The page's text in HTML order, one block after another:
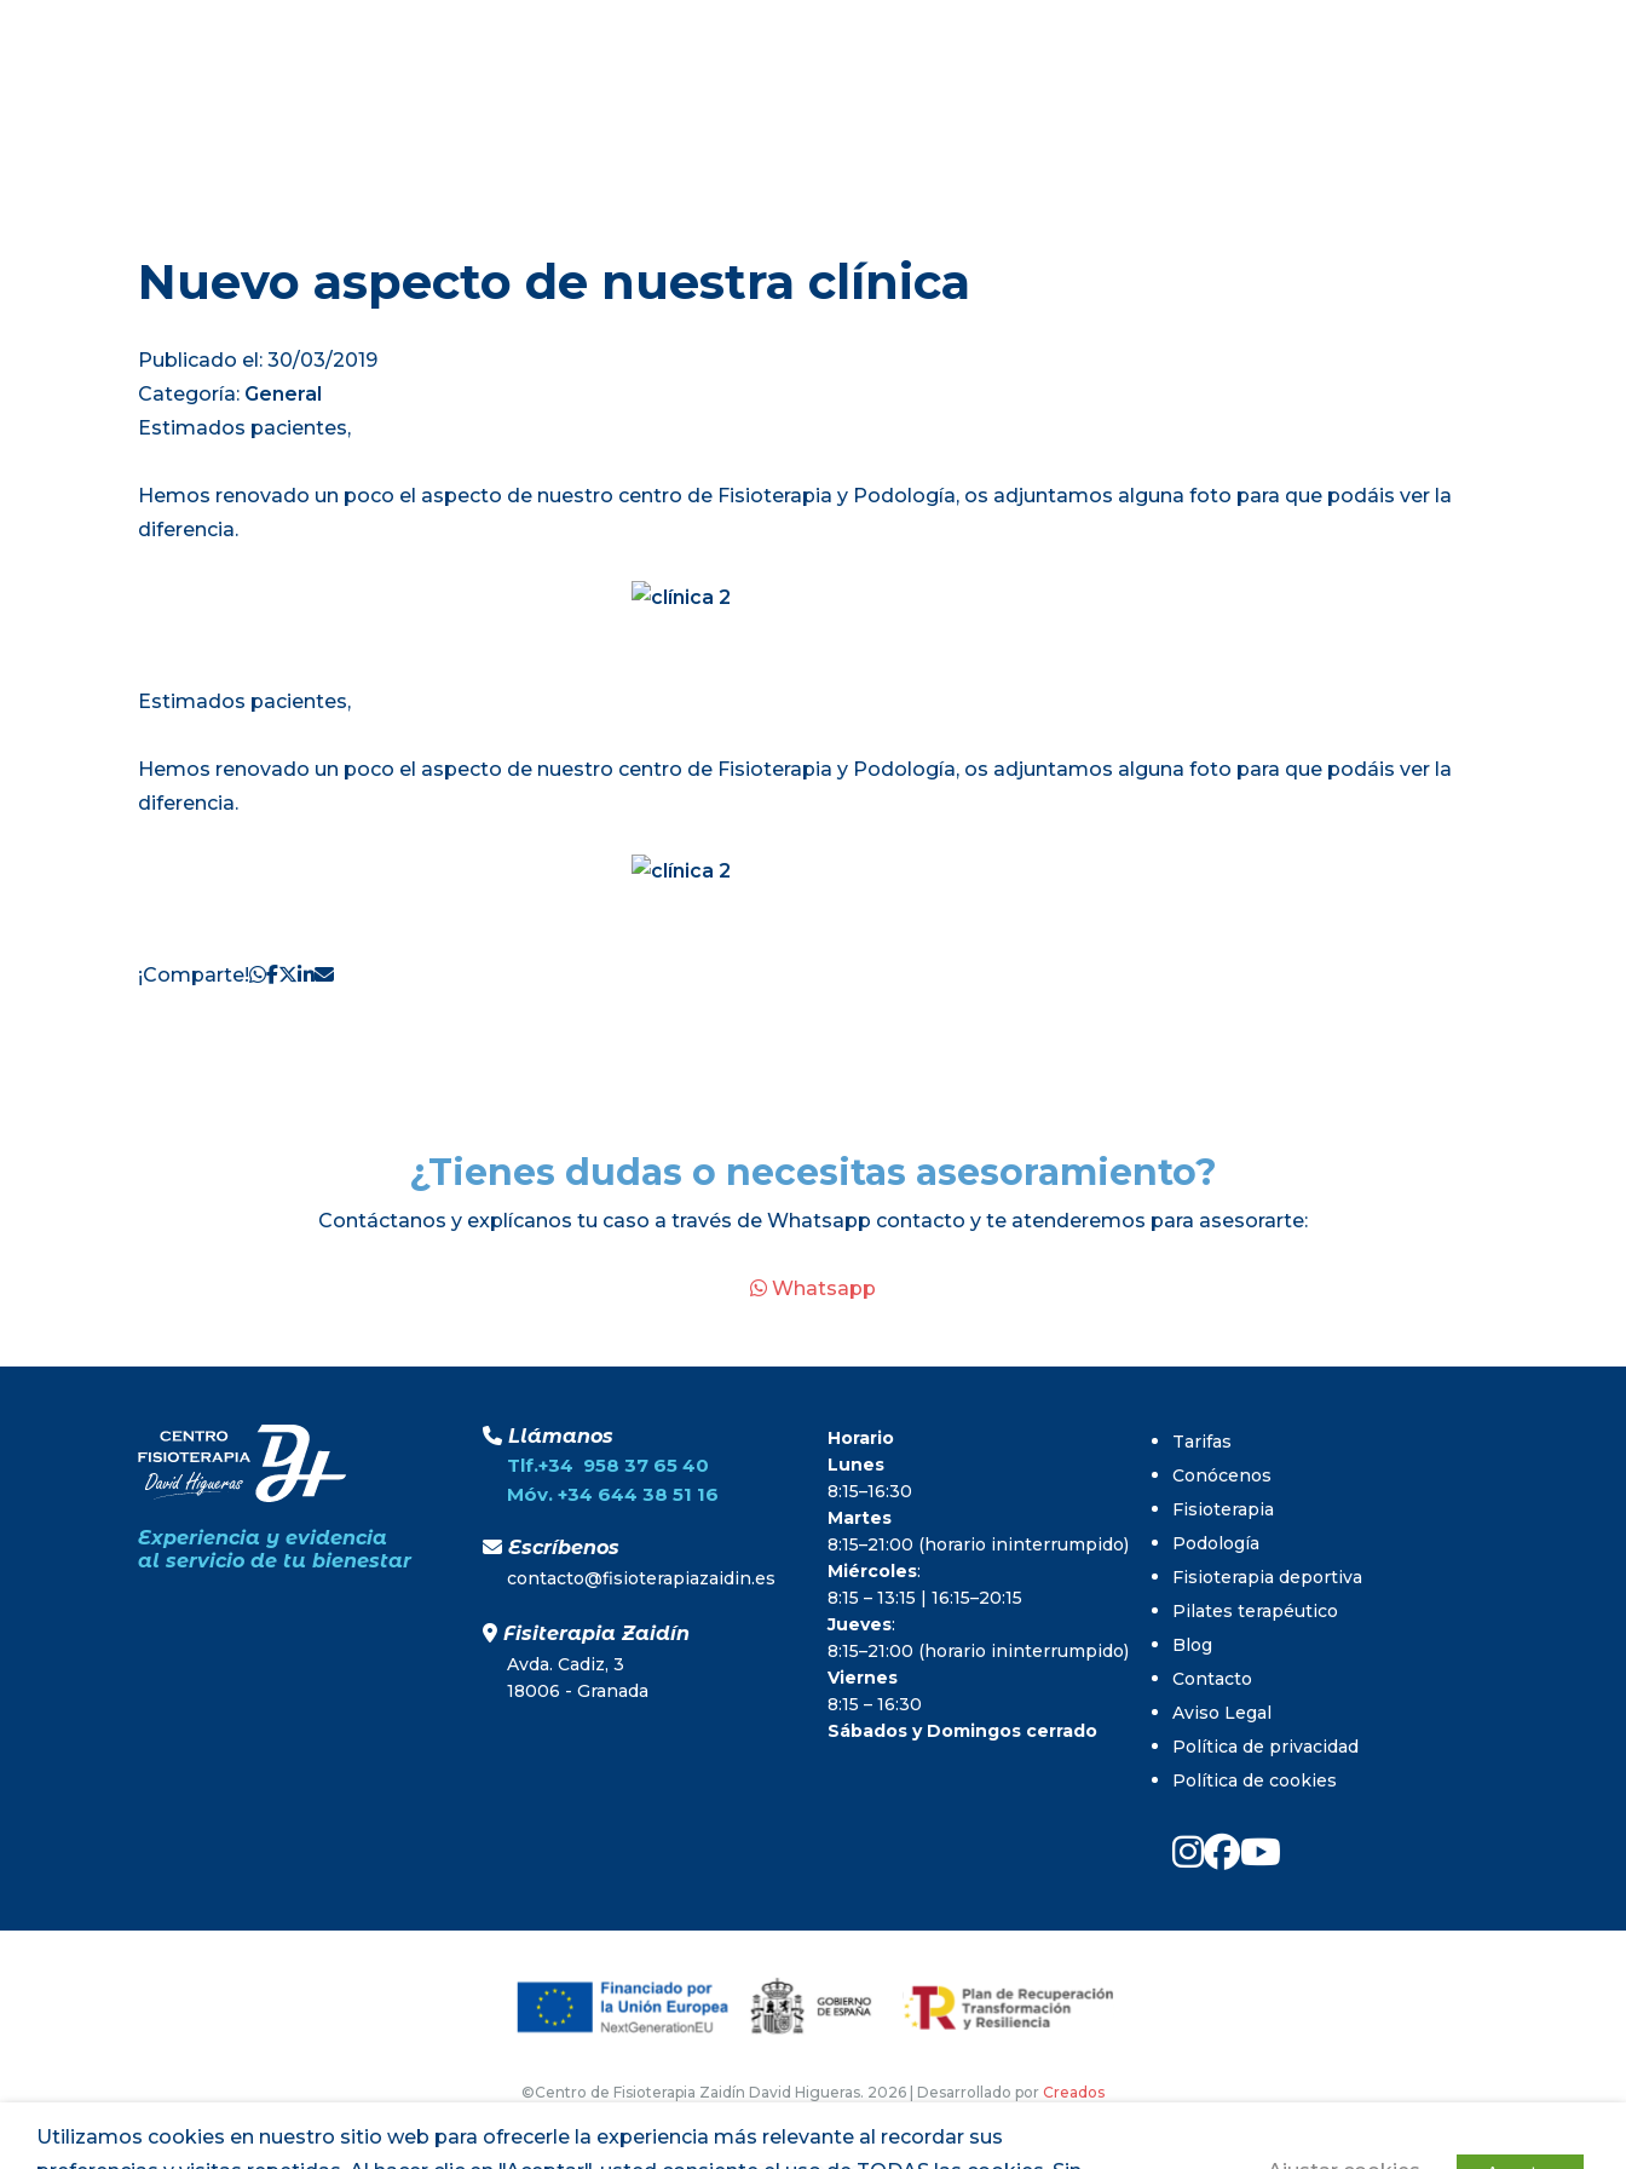
Nuevo aspecto de nuestra clínica
Publicado el: 30/03/2019
Categoría: General
Estimados pacientes,
Hemos renovado un poco el aspecto de nuestro centro de Fisioterapia y Podología, os adjuntamos alguna foto para que podáis ver la
diferencia.
Estimados pacientes,
Hemos renovado un poco el aspecto de nuestro centro de Fisioterapia y Podología, os adjuntamos alguna foto para que podáis ver la
diferencia.
¡Comparte!
¿Tienes dudas o necesitas asesoramiento?
Contáctanos y explícanos tu caso a través de Whatsapp contacto y te atenderemos para asesorarte:
Whatsapp
Experiencia y evidencia
al servicio de tu bienestar
Llámanos
Tlf.+34 958 37 65 40
Móv. +34 644 38 51 16
Escríbenos
contacto@fisioterapiazaidin.es
Fisiterapia Zaidín
Avda. Cadiz, 3
18006 - Granada
Horario
Lunes
8:15–16:30
Martes
8:15–21:00 (horario ininterrumpido)
Miércoles:
8:15 – 13:15 | 16:15–20:15
Jueves:
8:15–21:00 (horario ininterrumpido)
Viernes
8:15 – 16:30
Sábados y Domingos cerrado
Tarifas
Conócenos
Fisioterapia
Podología
Fisioterapia deportiva
Pilates terapéutico
Blog
Contacto
Aviso Legal
Política de privacidad
Política de cookies
©Centro de Fisioterapia Zaidín David Higueras. 2026 | Desarrollado por Creados
Utilizamos cookies en nuestro sitio web para ofrecerle la experiencia más relevante al recordar sus